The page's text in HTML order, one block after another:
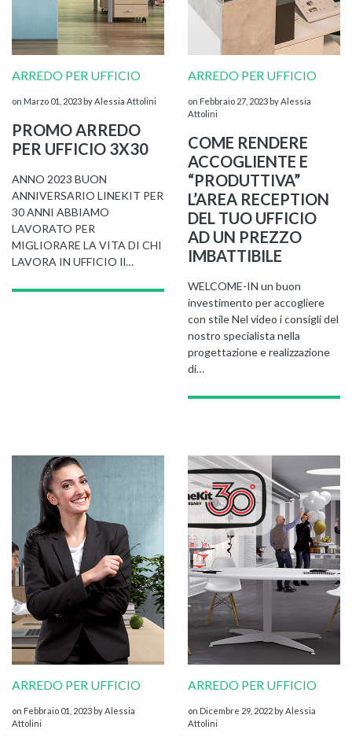
ARREDO PER UFFICIO
on Marzo 01, 2023 by Alessia Attolini
PROMO ARREDO
PER UFFICIO 3X30
ANNO 2023 BUON
ANNIVERSARIO LINEKIT PER
30 ANNI ABBIAMO
LAVORATO PER
MIGLIORARE LA VITA DI CHI
LAVORA IN UFFICIO Il…
ARREDO PER UFFICIO
on Febbraio 27, 2023 by Alessia
Attolini
COME RENDERE
ACCOGLIENTE E
“PRODUTTIVA”
L’AREA RECEPTION
DEL TUO UFFICIO
AD UN PREZZO
IMBATTIBILE
WELCOME-IN un buon
investimento per accogliere
con stile Nel video i consigli del
nostro specialista nella
progettazione e realizzazione
di…
ARREDO PER UFFICIO
on Febbraio 01, 2023 by Alessia
Attolini
ARREDO PER UFFICIO
on Dicembre 29, 2022 by Alessia
Attolini